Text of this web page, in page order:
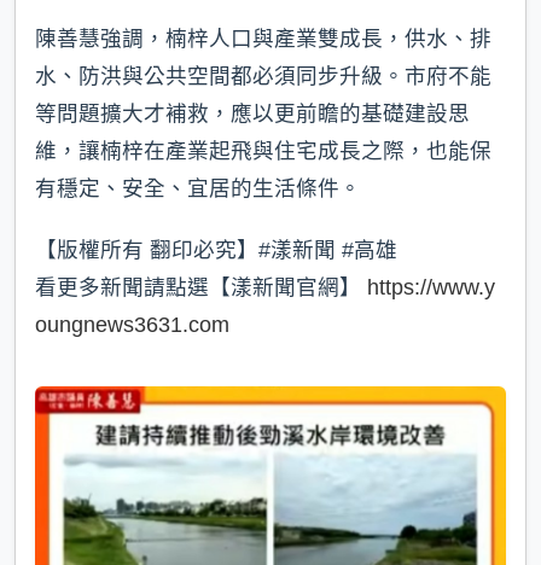
陳善慧強調，楠梓人口與產業雙成長，供水、排
水、防洪與公共空間都必須同步升級。市府不能
等問題擴大才補救，應以更前瞻的基礎建設思
維，讓楠梓在產業起飛與住宅成長之際，也能保
有穩定、安全、宜居的生活條件。
【版權所有 翻印必究】#漾新聞 #高雄
看更多新聞請點選【漾新聞官網】 https://www.y
oungnews3631.com